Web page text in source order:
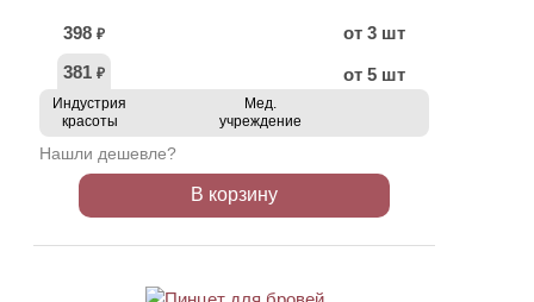
398 ₽
от 3 шт
381 ₽ от 5 шт
Индустрия
красоты
Мед.
учреждение
Нашли дешевле?
В корзину